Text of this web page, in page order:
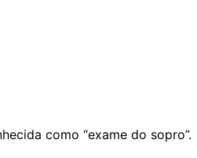
como “exame do sopro”.